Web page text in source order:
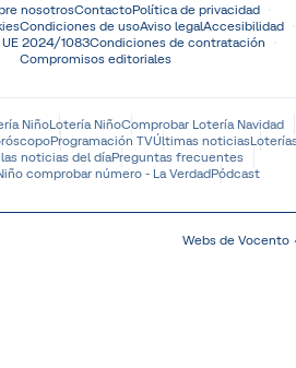
nosotrosContactoPolítica de privacidad
Condiciones de usoAviso legalAccesibilidad
2024/1083Condiciones de contratación
Compromisos editoriales
NiñoLotería NiñoComprobar Lotería Navidad
Programación TVÚltimas noticias
noticias del díaPreguntas frecuentes
comprobar número - La VerdadPódcast
Webs de Vocento